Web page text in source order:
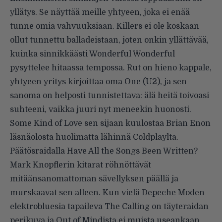
yllätys. Se näyttää meille yhtyeen, joka ei enää
tunne omia vahvuuksiaan. Killers ei ole koskaan
ollut tunnettu balladeistaan, joten onkin yllättävää,
kuinka sinnikkäästi Wonderful Wonderful
pysyttelee hitaassa tempossa. Rut on hieno kappale,
yhtyeen yritys kirjoittaa oma One (U2), ja sen
sanoma on helposti tunnistettava: älä heitä toivoasi
suhteeni, vaikka juuri nyt meneekin huonosti.
Some Kind of Love sen sijaan kuulostaa Brian Enon
läsnäolosta huolimatta lähinnä Coldplaylta.
Päätösraidalla Have All the Songs Been Written?
Mark Knopflerin kitarat röhnöttävät
mitäänsanomattoman sävellyksen päällä ja
murskaavat sen alleen. Kun vielä Depeche Moden
elektrobluesia tapaileva The Calling on täyteraidan